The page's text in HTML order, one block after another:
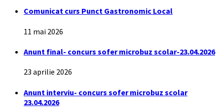
Comunicat curs Punct Gastronomic Local
11 mai 2026
Anunt final- concurs sofer microbuz scolar-23.04.2026
23 aprilie 2026
Anunt interviu- concurs sofer microbuz scolar
23.04.2026